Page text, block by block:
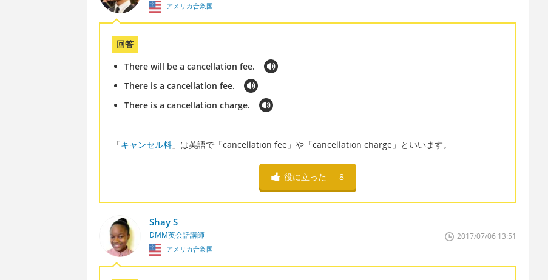
アメリカ合衆国
回答
There will be a cancellation fee.
There is a cancellation fee.
There is a cancellation charge.
「キャンセル料 」は英語で「cancellation fee」や「cancellation charge」といいます。
役に立った 8
Shay S
DMM英会話講師
アメリカ合衆国
2017/07/06 13:51